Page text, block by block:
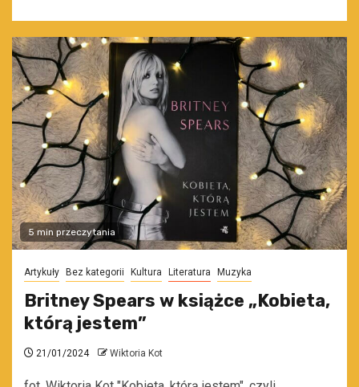
5 min przeczytania
Artykuły Bez kategorii Kultura Literatura Muzyka
Britney Spears w książce „Kobieta,
którą jestem”
21/01/2024 Wiktoria Kot